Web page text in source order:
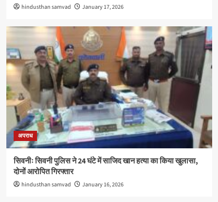
hindusthan samvad January 17, 2026
अपराध
सिवनीः सिवनी पुलिस ने 24 घंटे में साजिद खान हत्या का किया खुलासा,
दोनों आरोपित गिरफ्तार
hindusthan samvad January 16, 2026